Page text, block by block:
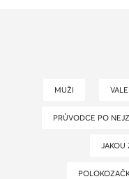
MUŽI
PRŮVODCE PO